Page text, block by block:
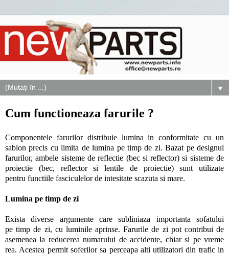
▼
Cum functioneaza farurile ?
Componentele farurilor distribuie lumina in conformitate cu un
sablon precis cu limita de lumina pe timp de zi. Bazat pe designul
farurilor, ambele sisteme de reflectie (bec si reflector) si sisteme de
proiectie (bec, reflector si lentile de proiectie) sunt utilizate
pentru functiile fasciculelor de intesitate scazuta si mare.
Lumina pe timp de zi
Exista diverse argumente care subliniaza importanta sofatului
pe timp de zi, cu luminile aprinse. Farurile de zi pot contribui de
asemenea la reducerea numarului de accidente, chiar si pe vreme
rea. Acestea permit soferilor sa perceapa alti utilizatori din trafic in